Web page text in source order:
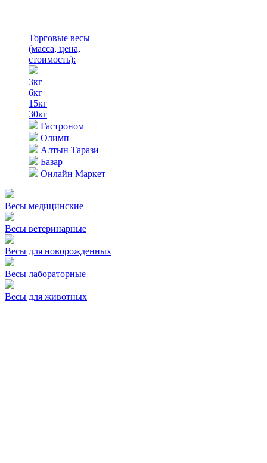
Торговые весы
(масса, цена,
стоимость):
3кг
6кг
15кг
30кг
Гастроном
Олимп
Алтын Тарази
Базар
Онлайн Маркет
Весы медицинские
Весы ветеринарные
Весы для новорожденных
Весы лабораторные
Весы для животных